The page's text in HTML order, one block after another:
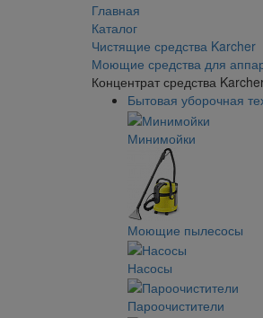
Главная
Каталог
Чистящие средства Karcher
Моющие средства для
Концентрат средства
Бытовая уборочная
Минимойки
Моющие пылесосы
Насосы
Пароочистители